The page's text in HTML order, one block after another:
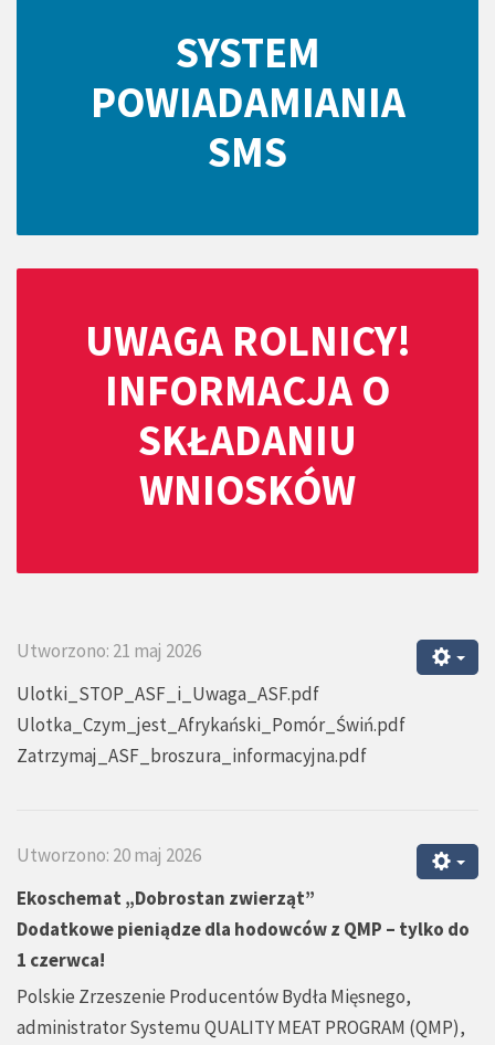
SYSTEM
POWIADAMIANIA
SMS
UWAGA ROLNICY!
INFORMACJA O
SKŁADANIU
WNIOSKÓW
Utworzono: 21 maj 2026
Ulotki_STOP_ASF_i_Uwaga_ASF.pdf
Ulotka_Czym_jest_Afrykański_Pomór_Świń.pdf
Zatrzymaj_ASF_broszura_informacyjna.pdf
Utworzono: 20 maj 2026
Ekoschemat „Dobrostan zwierząt”
Dodatkowe pieniądze dla hodowców z QMP – tylko do
1 czerwca!
Polskie Zrzeszenie Producentów Bydła Mięsnego,
administrator Systemu QUALITY MEAT PROGRAM (QMP),